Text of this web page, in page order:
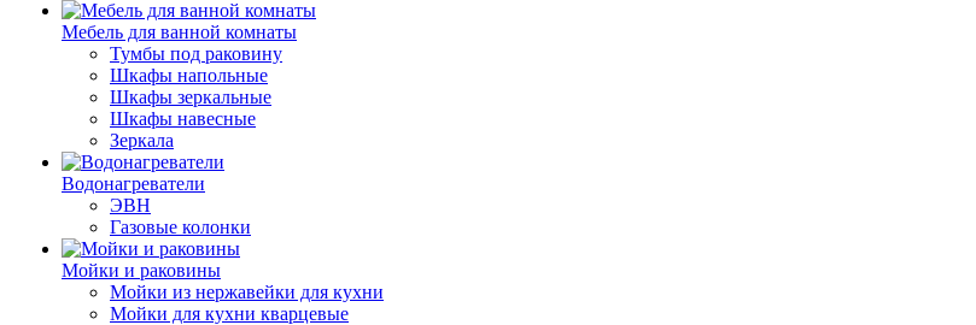
Мебель для ванной комнаты
Тумбы под раковину
Шкафы напольные
Шкафы зеркальные
Шкафы навесные
Зеркала
Водонагреватели
ЭВН
Газовые колонки
Мойки и раковины
Мойки из нержавейки для кухни
Мойки для кухни кварцевые